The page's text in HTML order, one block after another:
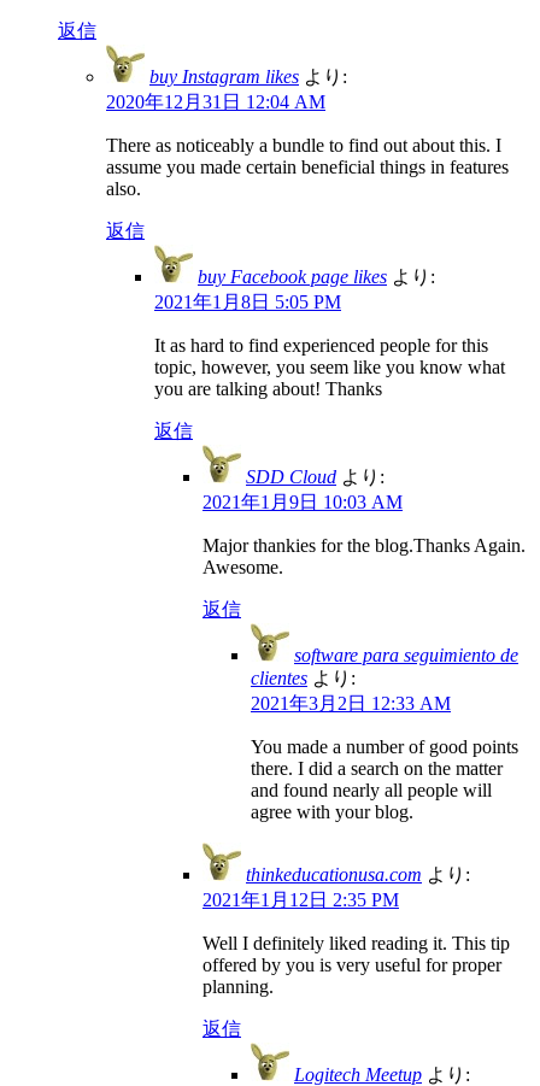
返信
buy Instagram likes より:
2020年12月31日 12:04 AM
There as noticeably a bundle to find out about this. I
assume you made certain beneficial things in features
also.
返信
buy Facebook page likes より:
2021年1月8日 5:05 PM
It as hard to find experienced people for this
topic, however, you seem like you know what
you are talking about! Thanks
返信
SDD Cloud より:
2021年1月9日 10:03 AM
Major thankies for the blog.Thanks Again.
Awesome.
返信
software para seguimiento de
clientes より:
2021年3月2日 12:33 AM
You made a number of good points
there. I did a search on the matter
and found nearly all people will
agree with your blog.
thinkeducationusa.com より:
2021年1月12日 2:35 PM
Well I definitely liked reading it. This tip
offered by you is very useful for proper
planning.
返信
Logitech Meetup より: